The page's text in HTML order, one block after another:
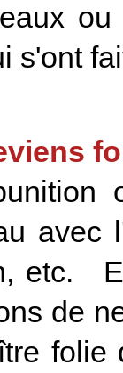
s'ont
avec
etc.
de
folie